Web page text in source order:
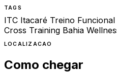
TAGS
ITC Itacaré Treino
Cross Training Bahia
LOCALIZACAO
Como chegar